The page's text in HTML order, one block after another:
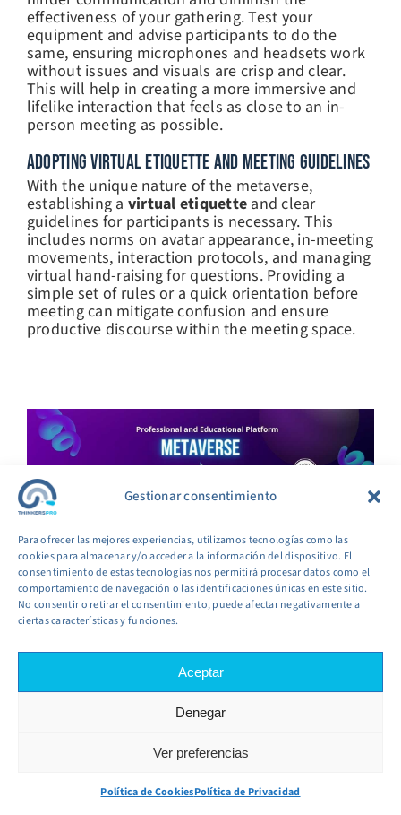
Gestionar consentimiento
Para ofrecer las mejores experiencias, utilizamos tecnologías como las
cookies para almacenar y/o acceder a la información del dispositivo. El
consentimiento de estas tecnologías nos permitirá procesar datos como el
comportamiento de navegación o las identificaciones únicas en este sitio.
No consentir o retirar el consentimiento, puede afectar negativamente a
ciertas características y funciones.
Aceptar
Denegar
Ver preferencias
Política de CookiesPolítica de Privacidad
effectiveness of your gathering. Test your
equipment and advise participants to do the
same, ensuring microphones and headsets work
without issues and visuals are crisp and clear.
This will help in creating a more immersive and
lifelike interaction that feels as close to an in-
person meeting as possible.
ADOPTING VIRTUAL ETIQUETTE AND MEETING GUIDELINES
With the unique nature of the metaverse,
establishing a virtual etiquette and clear
guidelines for participants is necessary. This
includes norms on avatar appearance, in-meeting
movements, interaction protocols, and managing
virtual hand-raising for questions. Providing a
simple set of rules or a quick orientation before
meeting can mitigate confusion and ensure
productive discourse within the meeting space.
Strategies For Engaging Participants In
Metaverse Meetings
keep participants engaged
environment, interactive strategies are essential.
Use polls, Q&A sessions, and break-out groups to
elements such as virtual rewards or leaderboards
corporate proceedings. Facilitate networking